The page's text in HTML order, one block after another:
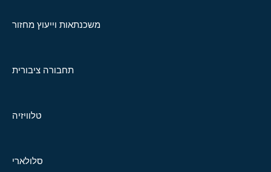
משכנתאות וייעוץ מחזור
תחבורה ציבורית
טלוויזיה
סלולארי